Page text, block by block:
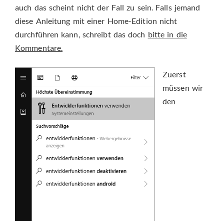
auch das scheint nicht der Fall zu sein. Falls jemand
diese Anleitung mit einer Home-Edition nicht
durchführen kann, schreibt das doch bitte in die
Kommentare.
Zuerst
müssen wir
den